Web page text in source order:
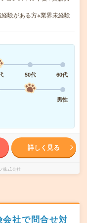
験がある方※業界未経験
50代
60代
男性
詳しく見る
株式会社
会社で問合せ対